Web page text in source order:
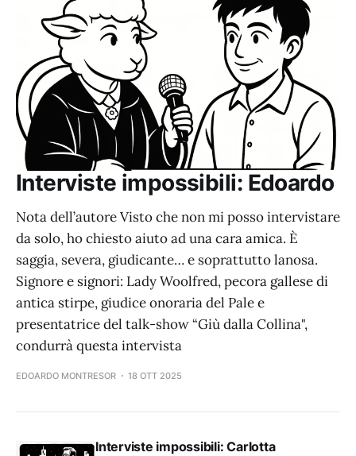
Interviste impossibili: Edoardo
Nota dell’autore Visto che non mi posso intervistare
da solo, ho chiesto aiuto ad una cara amica. È
saggia, severa, giudicante… e soprattutto lanosa.
Signore e signori: Lady Woolfred, pecora gallese di
antica stirpe, giudice onoraria del Pale e
presentatrice del talk-show “Giù dalla Collina",
condurrà questa intervista
EDOARDO MONTRESOR 18 OTT 2025
Interviste impossibili: Carlotta